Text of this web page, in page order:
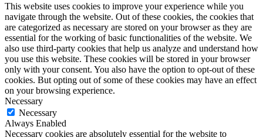
This website uses cookies to improve your experience while you
navigate through the website. Out of these cookies, the cookies that
are categorized as necessary are stored on your browser as they are
essential for the working of basic functionalities of the website. We
also use third-party cookies that help us analyze and understand how
you use this website. These cookies will be stored in your browser
only with your consent. You also have the option to opt-out of these
cookies. But opting out of some of these cookies may have an effect
on your browsing experience.
Necessary
Necessary
Always Enabled
Necessary cookies are absolutely essential for the website to